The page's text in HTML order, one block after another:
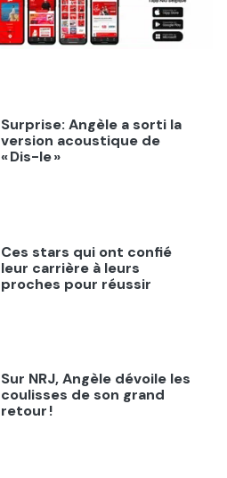
Surprise: Angèle a sorti la
version acoustique de
« Dis-le »
Ces stars qui ont confié
leur carrière à leurs
proches pour réussir
Sur NRJ, Angèle dévoile les
coulisses de son grand
retour !